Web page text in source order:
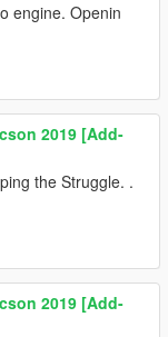
engine. Openin
2019 [Add-
the Struggle. .
2019 [Add-